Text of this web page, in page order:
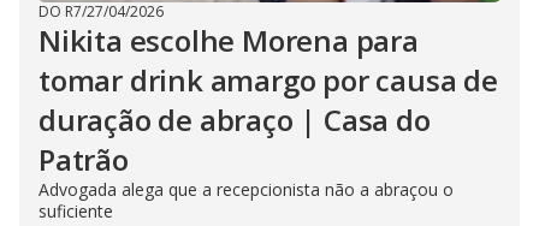
DO R7/27/04/2026
Nikita escolhe Morena para
tomar drink amargo por causa de
duração de abraço | Casa do
Patrão
Advogada alega que a recepcionista não a abraçou o
suficiente